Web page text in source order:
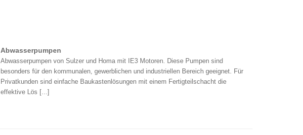
Abwasserpumpen
Abwasserpumpen von Sulzer und Homa mit IE3 Motoren. Diese Pumpen sind
besonders für den kommunalen, gewerblichen und industriellen Bereich geeignet. Für
Privatkunden sind einfache Baukastenlösungen mit einem Fertigteilschacht die
effektive Lös [...]